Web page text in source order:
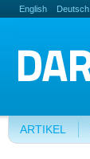
English Deutsch
ARTIKEL